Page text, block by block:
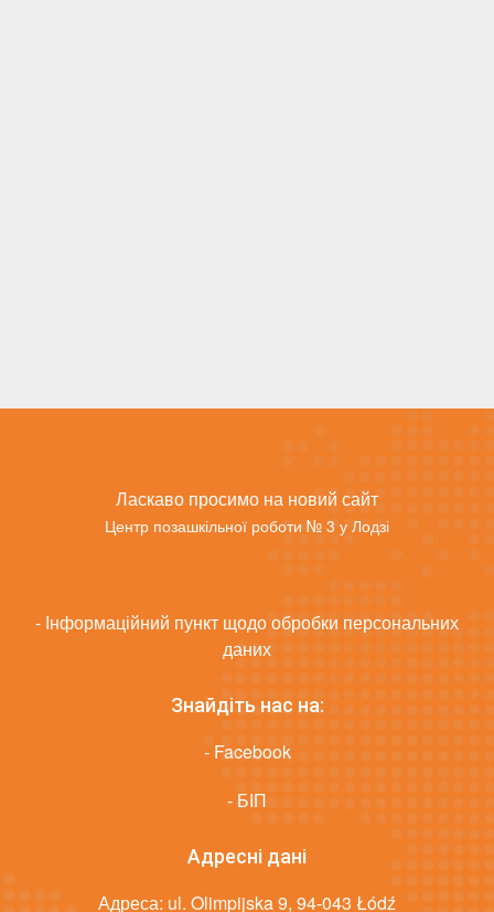
Ласкаво просимо на новий сайт
Центр позашкільної роботи № 3 у Лодзі
- Інформаційний пункт щодо обробки персональних
даних
Знайдіть нас на:
- Facebook
- БІП
Адресні дані
Адреса: ul. Olimpijska 9, 94-043 Łódź